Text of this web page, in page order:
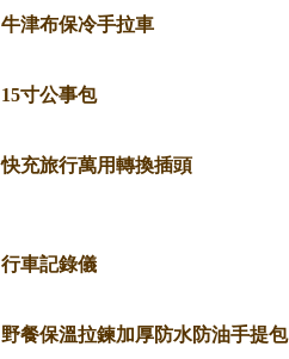
牛津布保冷手拉車
15寸公事包
快充旅行萬用轉換插頭
行車記錄儀
野餐保溫拉鍊加厚防水防油手提包